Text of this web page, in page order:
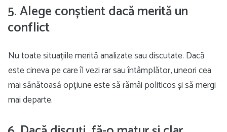
5. Alege conștient dacă merită un
conflict
Nu toate situațiile merită analizate sau discutate. Dacă
este cineva pe care îl vezi rar sau întâmplător, uneori cea
mai sănătoasă opțiune este să rămâi politicos și să mergi
mai departe.